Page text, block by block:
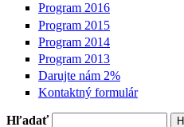
Program 2016
Program 2015
Program 2014
Program 2013
Darujte nám 2%
Kontaktný formulár
Hľadať